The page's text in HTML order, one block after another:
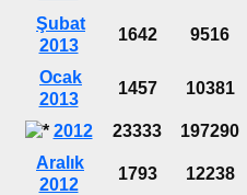
Şubat
2013
1642 9516
Ocak
2013
1457 10381
2012 23333 197290
Aralık
2012
1793 12238